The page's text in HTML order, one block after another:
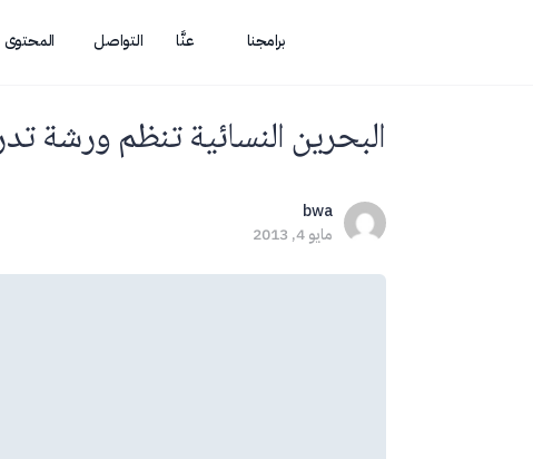
برامجنا عنَّا التواصل المحتوى
البحرين النسائية تنظم ورشة
bwa
مايو 4, 2013